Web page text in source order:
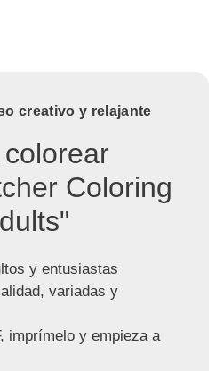
creativo y relajante
Coloring
y entusiastas
variadas y
imprímelo y empieza a